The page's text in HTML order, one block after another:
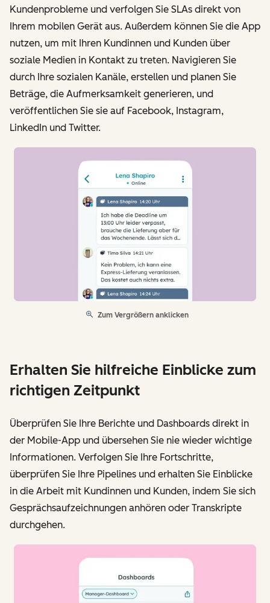
Kundenprobleme und verfolgen Sie SLAs direkt von
Ihrem mobilen Gerät aus. Außerdem können Sie die App
nutzen, um mit Ihren Kundinnen und Kunden über
soziale Medien in Kontakt zu treten. Navigieren Sie
durch Ihre sozialen Kanäle, erstellen und planen Sie
Beträge, die Aufmerksamkeit generieren, und
veröffentlichen Sie sie auf Facebook, Instagram,
LinkedIn und Twitter.
Zum Vergrößern anklicken
Erhalten Sie hilfreiche Einblicke zum
richtigen Zeitpunkt
Überprüfen Sie Ihre Berichte und Dashboards direkt in
der Mobile-App und übersehen Sie nie wieder wichtige
Informationen. Verfolgen Sie Ihre Fortschritte,
überprüfen Sie Ihre Pipelines und erhalten Sie Einblicke
in die Arbeit mit Kundinnen und Kunden, indem Sie sich
Gesprächsaufzeichnungen anhören oder Transkripte
durchgehen.